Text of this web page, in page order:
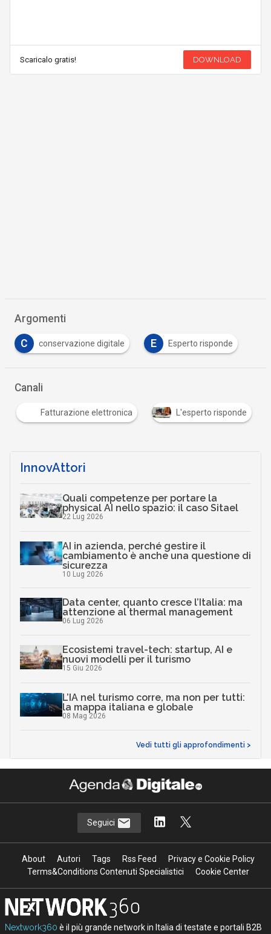
Scaricalo gratis! DOWNLOAD
Argomenti
C conservazione digitale E Esperto risponde
Canali
Fatturazione elettronica L'esperto risponde
InnovAttori
Quali competenze per portare la
physical AI nello spazio: il caso Sitael
22 Lug 2026
AI in azienda, perché gestire il
cambiamento è anche una questione di
sicurezza
10 Lug 2026
Data center, quanto cresce l’Italia: ma
attenzione al thermal management
06 Lug 2026
Ecosistemi travel-tech: startup, AI e
nuovi modelli per il turismo
15 Giu 2026
L’IA nel turismo corre, ma non per tutti:
la mappa italiana e globale
08 Mag 2026
Vedi tutti gli approfondimenti >
Seguici
About Autori Tags Rss Feed
Privacy e Cookie Policy
Terms&Conditions Contenuti Specialistici
Cookie Center
Nextwork360 è il più grande network in Italia di testate e portali B2B